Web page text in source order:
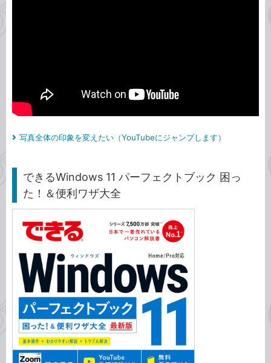
写真全体の印象を変えたい（YouTubeにジャンプします）
できるWindows 11 パーフェクトブック 困っ
た！＆便利ワザ大全